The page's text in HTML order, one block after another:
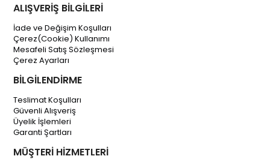
ALIŞVERİŞ BİLGİLERİ
İade ve Değişim Koşulları
Çerez(Cookie) Kullanımı
Mesafeli Satış Sözleşmesi
Çerez Ayarları
BİLGİLENDİRME
Teslimat Koşulları
Güvenli Alışveriş
Üyelik İşlemleri
Garanti Şartları
MÜŞTERİ HİZMETLERİ